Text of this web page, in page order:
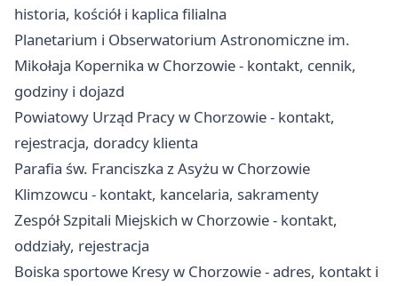
historia, kościół i kaplica filialna
Planetarium i Obserwatorium Astronomiczne im.
Mikołaja Kopernika w Chorzowie - kontakt, cennik,
godziny i dojazd
Powiatowy Urząd Pracy w Chorzowie - kontakt,
rejestracja, doradcy klienta
Parafia św. Franciszka z Asyżu w Chorzowie
Klimzowcu - kontakt, kancelaria, sakramenty
Zespół Szpitali Miejskich w Chorzowie - kontakt,
oddziały, rejestracja
Boiska sportowe Kresy w Chorzowie - adres, kontakt i